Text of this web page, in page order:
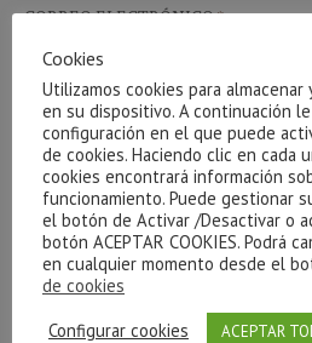
CORREO ELECTRÓNICO*
WEB
GUARDA MI NOMBRE, CORREO
ESTE NAVEGADOR PARA LA
Cookies
Utilizamos cookies para almacenar
en su dispositivo. A continuación
configuración en el que puede
de cookies. Haciendo clic en cada
cookies encontrará información
funcionamiento. Puede gestionar
el botón de Activar /Desactivar o
botón ACEPTAR COOKIES. Podrá
en cualquier momento desde el
de cookies
Configurar cookies
ACEPTAR